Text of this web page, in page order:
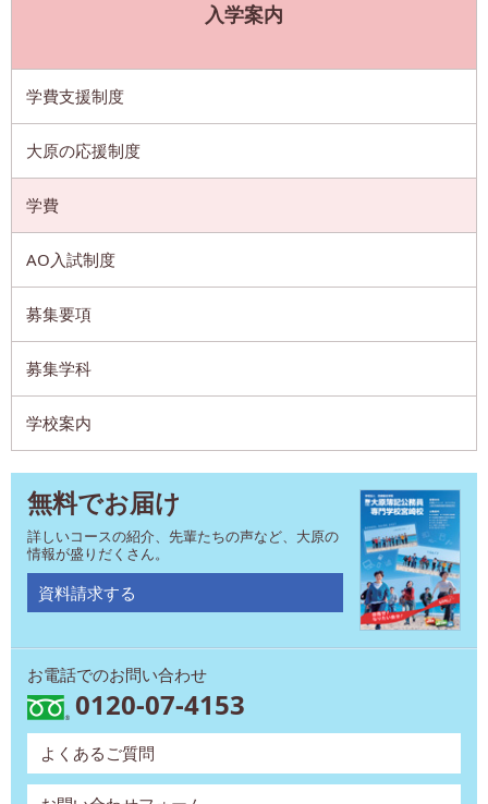
入学案内
学費支援制度
大原の応援制度
学費
AO入試制度
募集要項
募集学科
学校案内
無料でお届け
詳しいコースの紹介、先輩たちの声など、大原の
情報が盛りだくさん。
資料請求する
お電話でのお問い合わせ
0120-07-4153
よくあるご質問